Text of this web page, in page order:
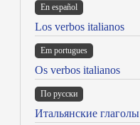
En español
Los verbos italianos
Em portugues
Os verbos italianos
По русски
Итальянские глаголы